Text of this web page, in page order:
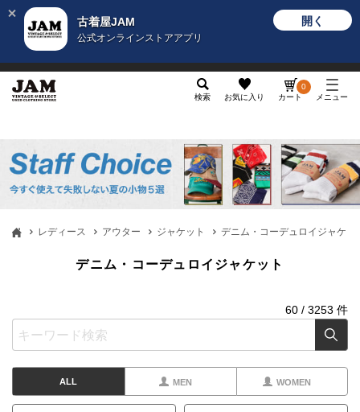
古着屋JAM
公式オンラインストアアプリ
開く
検索 お気に入り カート
0
メニュー
レディース アウター ジャケット デニム・コーデュロイジャケッ
デニム・コーデュロイジャケット
60 / 3253 件
ALL MEN WOMEN